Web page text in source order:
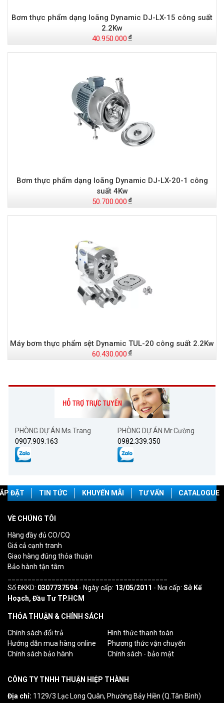
Bơm thực phẩm dạng loãng Dynamic DJ-LX-15 công suất
2.2Kw
40.950.000
Bơm thực phẩm dạng loãng Dynamic DJ-LX-20-1 công
suất 4Kw
50.700.000
Máy bơm thực phẩm sệt Dynamic TUL-20 công suất 2.2Kw
60.430.000
PHÒNG DỰ ÁN Ms.Trang
0907.909.163
PHÒNG DỰ ÁN Mr.Cường
0982.339.350
ĐẶT TIN TỨC KHUYẾN MÃI TƯ VẤN CATALOGUE
VỀ CHÚNG TÔI
Hàng đầy đủ CO/CQ
Giá cả cạnh tranh
Giao hàng đúng thỏa thuận
Bảo hành tận tâm
Số ĐKKD: 0307737594- Ngày cấp: 13/05/2011 - Nơi cấp: Sở Kế
Hoạch, Đầu Tư TP.HCM
THỎA THUẬN & CHÍNH SÁCH
Chính sách đổi trả
Hình thức thanh toán
Hướng dẫn mua hàng online
Phương thức vận chuyển
Chính sách bảo hành
Chính sách - bảo mật
CÔNG TY TNHH THUẬN HIỆP THÀNH
Địa chỉ: 1129/3 Lạc Long Quân, Phường Bảy Hiền (Q.Tân Bình)